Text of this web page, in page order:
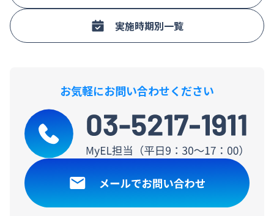
実施時期別一覧
お気軽にお問い合わせください